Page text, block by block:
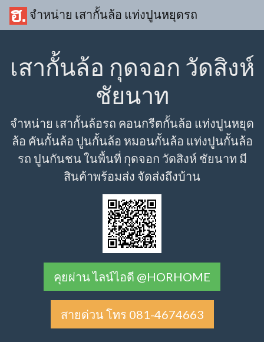
จำหน่าย เสากั้นล้อ แท่งปูนหยุดรถ
เสากั้นล้อ กุดจอก วัดสิงห์
ชัยนาท
จำหน่าย เสากั้นล้อรถ คอนกรีตกั้นล้อ แท่งปูนหยุด
ล้อ คันกั้นล้อ ปูนกั้นล้อ หมอนกั้นล้อ แท่งปูนกั้นล้อ
รถ ปูนกันชน ในพื้นที่ กุดจอก วัดสิงห์ ชัยนาท มี
สินค้าพร้อมส่ง จัดส่งถึงบ้าน
คุยผ่าน ไลน์ไอดี @HORHOME
สายด่วน โทร 081-4674663